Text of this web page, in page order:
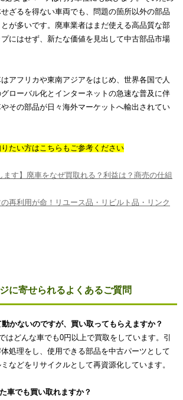
ざるを得ない車両でも、問題の箇所以外の部品
が多いです。廃車業者はまだ使える高品質な部
にはせず、新たな価値を見出して中古部品市場
アフリカや東南アジアをはじめ、世界各国で人
ローバル化とインターネットの急速な普及に伴
その部品が日々海外マーケットへ輸出されてい
たい方はこちらもご参考ください
ます】廃車をなぜ買取れる？利益は？商売の仕組
再利用が命！リユース品・リビルト品・リンク
に寄せられるよくあるご質問
かないのですが、買い取ってもらえますか？
どんな車でも0円以上で買取をしています。引
処理をし、使用できる部品を中古パーツとして
などをリサイクルとして再資源化しています。
車でも買い取れますか？